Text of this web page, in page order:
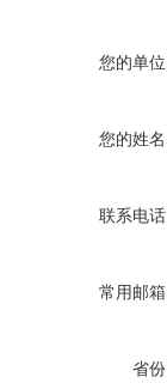
您的单
您的姓
联系电
常用邮
省